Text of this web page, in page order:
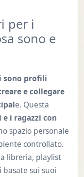
per i
sono e
sono profili
e collegare
e. Questa
i ragazzi con
spazio personale
controllato.
libreria, playlist
basate sui suoi